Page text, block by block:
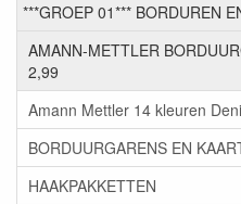
***GROEP 01*** BORDUREN
AMANN-METTLER
2,99
Amann Mettler 14 kleuren
BORDUURGARENS EN
HAAKPAKKETTEN